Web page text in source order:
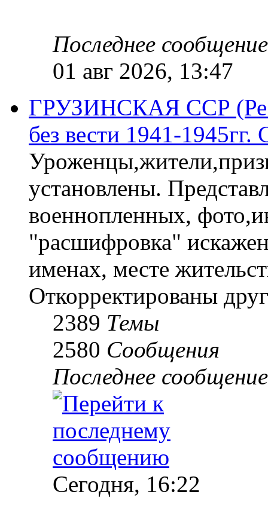
Последнее сообщение
01 авг 2026, 13:47
ГРУЗИНСКАЯ ССР
без вести 1941-
установлены.
военнопленных,
"расшифровка"
именах, месте
Откорректированы
2389 Темы
2580 Сообщения
Последнее сообщение
Сегодня, 16:22